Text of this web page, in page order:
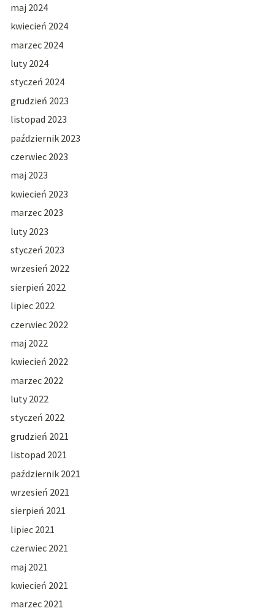
maj 2024
kwiecień 2024
marzec 2024
luty 2024
styczeń 2024
grudzień 2023
listopad 2023
październik 2023
czerwiec 2023
maj 2023
kwiecień 2023
marzec 2023
luty 2023
styczeń 2023
wrzesień 2022
sierpień 2022
lipiec 2022
czerwiec 2022
maj 2022
kwiecień 2022
marzec 2022
luty 2022
styczeń 2022
grudzień 2021
listopad 2021
październik 2021
wrzesień 2021
sierpień 2021
lipiec 2021
czerwiec 2021
maj 2021
kwiecień 2021
marzec 2021